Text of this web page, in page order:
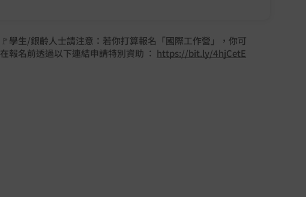
🚩學生/銀齡人士請注意：若你打算報名「國際工作營」，你可
在報名前透過以下連結申請特別資助 ： https://bit.ly/4hjCetE